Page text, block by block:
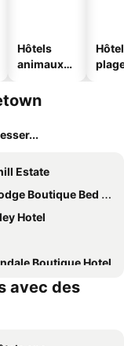
Hôtels
animaux
Estate
Bed and Breakfast
Hotel
Boutique Hotel
Lodge & Urban Retreat
avec des